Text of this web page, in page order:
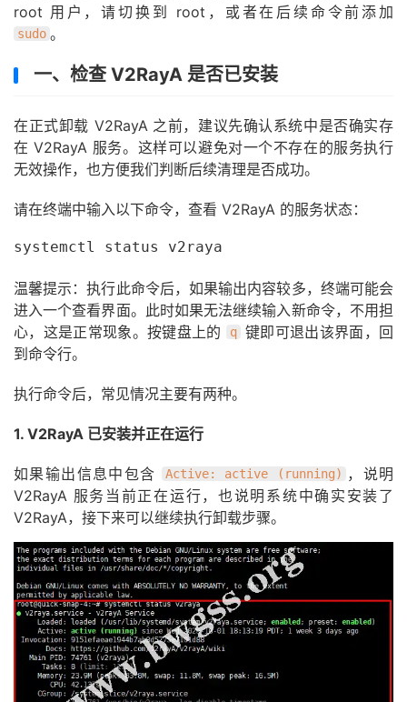
root 用户，请切换到 root，或者在后续命令前添加
sudo 。
一、检查 V2RayA 是否已安装
在正式卸载 V2RayA 之前，建议先确认系统中是否确实存
在 V2RayA 服务。这样可以避免对一个不存在的服务执行
无效操作，也方便我们判断后续清理是否成功。
请在终端中输入以下命令，查看 V2RayA 的服务状态：
systemctl status v2raya
温馨提示：执行此命令后，如果输出内容较多，终端可能会
进入一个查看界面。此时如果无法继续输入新命令，不用担
心，这是正常现象。按键盘上的
q 键即可退出该界面，回
到命令行。
执行命令后，常见情况主要有两种。
1. V2RayA 已安装并正在运行
如果输出信息中包含 Active: active (running) ，说明
V2RayA 服务当前正在运行，也说明系统中确实安装了
V2RayA，接下来可以继续执行卸载步骤。